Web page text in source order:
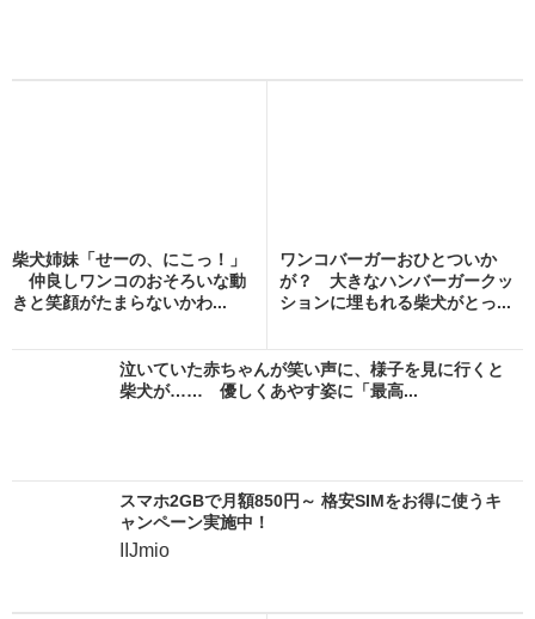
柴犬姉妹「せーの、にこっ！」
仲良しワンコのおそろいな動
きと笑顔がたまらないかわ...
ワンコバーガーおひとついか
が？ 大きなハンバーガークッ
ションに埋もれる柴犬がとっ...
泣いていた赤ちゃんが笑い声に、様子を見に行くと
柴犬が…… 優しくあやす姿に「最高...
スマホ2GBで月額850円～ 格安SIMをお得に使うキ
ャンペーン実施中！
IIJmio